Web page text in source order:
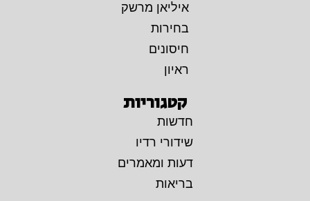
איליאן מרשק
בחירות
חיסונים
ראיון
קטגוריות
חדשות
שידורי רדיו
דעות ומאמרים
בריאות